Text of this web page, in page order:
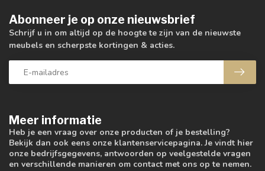
Meer informatie
Heb je een vraag over onze producten of je bestelling?
Bekijk dan ook eens onze klantenservicepagina. Je vindt hier
onze bedrijfsgegevens, antwoorden op veelgestelde vragen
en verschillende manieren om contact met ons op te nemen.
Abonneer je op onze nieuwsbrief
Schrijf u in om altijd op de hoogte te zijn van de nieuwste
meubels en scherpste kortingen & acties.